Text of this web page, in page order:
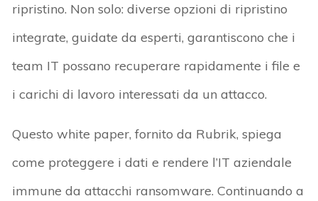
ripristino. Non solo: diverse opzioni di ripristino
integrate, guidate da esperti, garantiscono che i
team IT possano recuperare rapidamente i file e
i carichi di lavoro interessati da un attacco.
Questo white paper, fornito da Rubrik, spiega
come proteggere i dati e rendere l’IT aziendale
immune da attacchi ransomware. Continuando a